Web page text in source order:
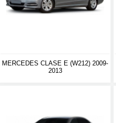
MERCEDES CLASE E (W212) 2009-
2013